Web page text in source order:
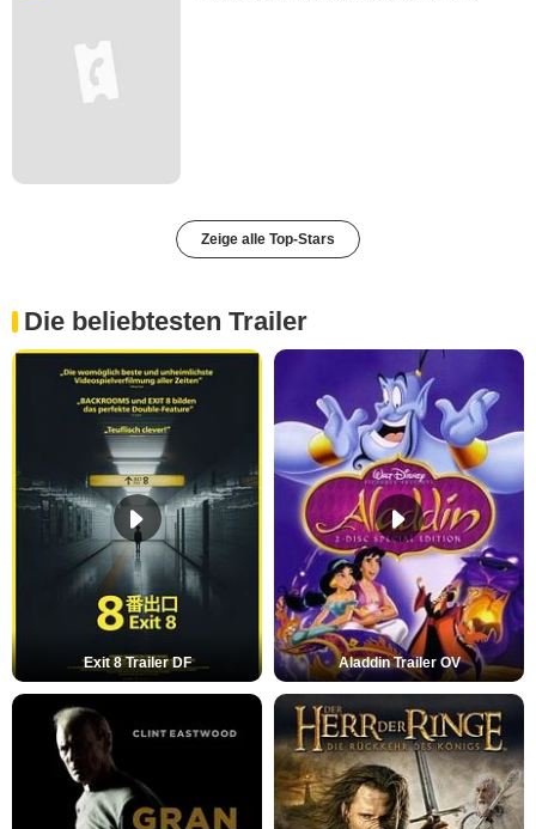
Zeige alle Top-Stars
Die beliebtesten Trailer
Exit 8 Trailer DF Aladdin Trailer OV